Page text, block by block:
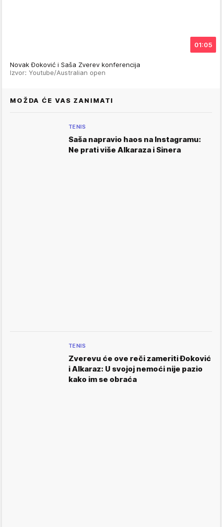
01:05
Novak Ðoković i Saša Zverev konferencija
Izvor: Youtube/Australian open
MOŽDA ĆE VAS ZANIMATI
TENIS
Saša napravio haos na Instagramu:
Ne prati više Alkaraza i Sinera
TENIS
Zverevu će ove reči zameriti Đoković
i Alkaraz: U svojoj nemoći nije pazio
kako im se obraća